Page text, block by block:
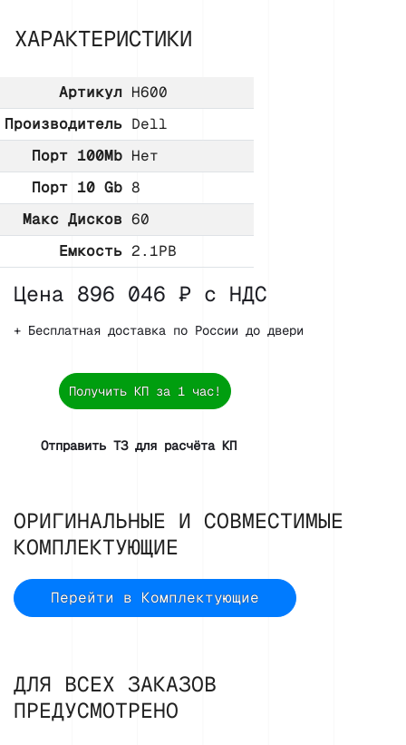
ХАРАКТЕРИСТИКИ
Артикул H600
Производитель Dell
Порт 100Mb Нет
Порт 10 Gb 8
Макс Дисков 60
Емкость 2.1PB
Цена 896 046 ₽ с НДС
+ Бесплатная доставка по России до двери
Получить КП за 1 час!
Отправить ТЗ для расчёта КП
ОРИГИНАЛЬНЫЕ И СОВМЕСТИМЫЕ
КОМПЛЕКТУЮЩИЕ
Перейти в Комплектующие
ДЛЯ ВСЕХ ЗАКАЗОВ
ПРЕДУСМОТРЕНО